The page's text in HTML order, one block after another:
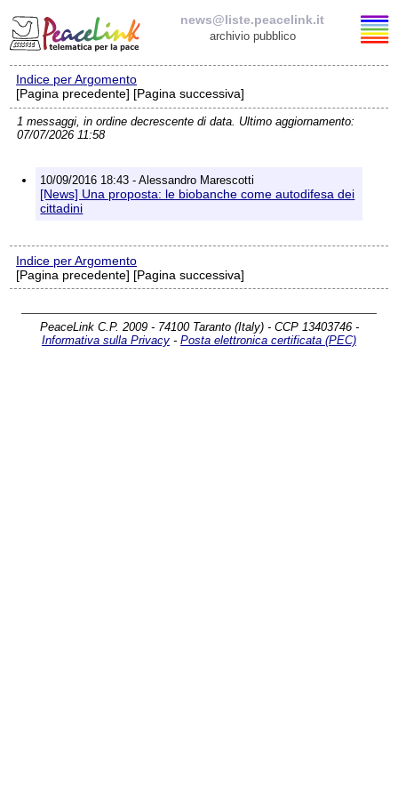
news@liste.peacelink.it
archivio pubblico
Elenco delle liste
news@liste.peacelink.it
Policy delle liste di PeaceLink
Informativa sulla privacy
Richieste di rimozione
Indice per Argomento
[Pagina precedente] [Pagina successiva]
1 messaggi, in ordine decrescente di data. Ultimo aggiornamento:
07/07/2026 11:58
10/09/2016 18:43 - Alessandro Marescotti
[News] Una proposta: le biobanche come autodifesa dei
cittadini
Indice per Argomento
[Pagina precedente] [Pagina successiva]
PeaceLink C.P. 2009 - 74100 Taranto (Italy) - CCP 13403746 -
Informativa sulla Privacy - Posta elettronica certificata (PEC)